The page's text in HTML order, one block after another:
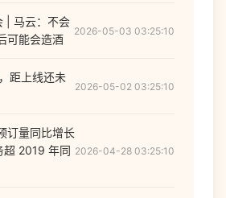
| 马云：不会
可能会造酒
2026-05-03 03:25:10
距上线还未
2026-05-02 03:25:10
订量同比增长
超 2019 年同 2026-04-28 03:25:10